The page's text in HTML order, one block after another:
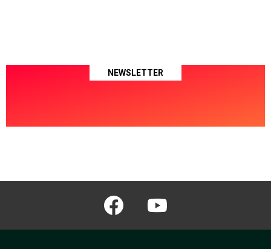
NEWSLETTER
facebook youtube